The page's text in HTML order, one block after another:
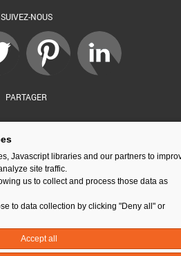
SUIVEZ-NOUS
PARTAGER
Gestion des cookies
Javascript libraries and our partners to
site traffic.
us to collect and process those data as
to data collection by clicking "Deny all" or
Accept all